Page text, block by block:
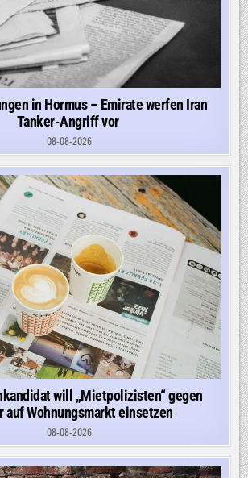
in Hormus – Emirate werfen Iran
Tanker-Angriff vor
08-08-2026
will „Mietpolizisten“ gegen
auf Wohnungsmarkt einsetzen
08-08-2026